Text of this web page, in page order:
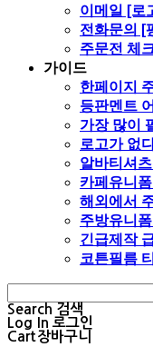
이메일 [로
전화문의 [
주문전 체
가이드
한페이지
등판멘트
가장 많이
로고가 없
알바티셔
카페유니
해외에서
주방유니
긴급제작
코튼필름
Search 검색
Log In 로그인
Cart장바구니